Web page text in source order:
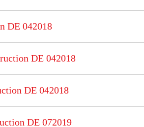
DE 042018
DE 042018
DE 042018
DE 072019